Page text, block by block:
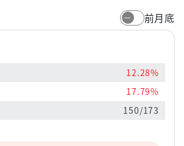
前月底
12.28%
17.79%
150/173